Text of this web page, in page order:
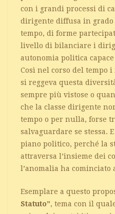
con i grandi processi di
dirigente diffusa in grado
tempo, di forme
livello di bilanciare i
autonomia politica
Così nel corso del
si reggeva questa
sempre più vistose o
che la classe dirigente
tempo o per nulla, forse
salvaguardare se stessa.
piano politico, perché la
attraversa l’insieme dei
l’anomalia ha cominciato
Esemplare a questo
Statuto”, tema con il